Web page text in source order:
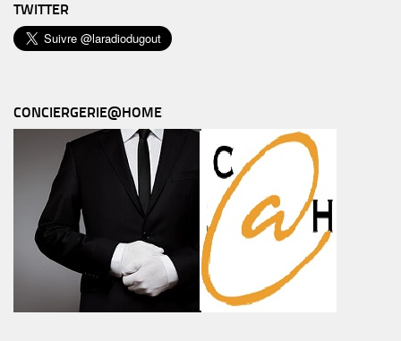
TWITTER
CONCIERGERIE@HOME